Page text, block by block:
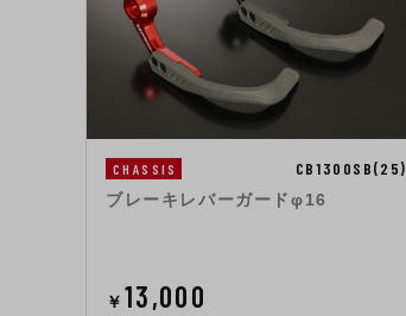
CHASSIS CB1300SB(25)
ブレーキレバーガードφ16
￥ 13,000